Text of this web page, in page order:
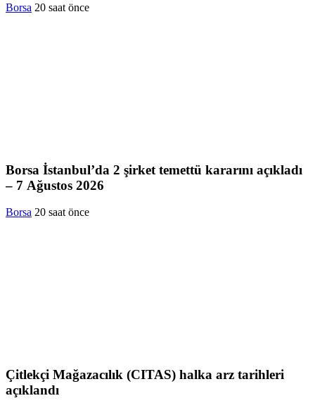
Borsa 20 saat önce
Borsa İstanbul’da 2 şirket temettü kararını açıkladı
– 7 Ağustos 2026
Borsa 20 saat önce
Çitlekçi Mağazacılık (CITAS) halka arz tarihleri
açıklandı